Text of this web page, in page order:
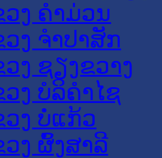
ງ ຄໍາມ່ວນ
ງ ຈໍາປາສັກ
ງ ຊຽງຂວາງ
ງ ບໍລິຄໍາໄຊ
ງ ບໍ່ແກ້ວ
ງ ຜົ້ງສາລີ